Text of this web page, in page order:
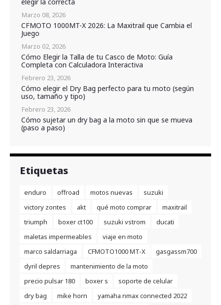
Marzo 08, 2026
CFMOTO 1000MT-X 2026: La Maxitrail que Cambia el
Juego
Marzo 02, 2026
Cómo Elegir la Talla de tu Casco de Moto: Guía
Completa con Calculadora Interactiva
Febrero 23, 2026
Cómo elegir el Dry Bag perfecto para tu moto (según
uso, tamaño y tipo)
Febrero 23, 2026
Cómo sujetar un dry bag a la moto sin que se mueva
(paso a paso)
Etiquetas
enduro offroad motos nuevas
suzuki
victory zontes
akt qué moto comprar
maxitrail
triumph
boxer ct100 suzuki vstrom
ducati
maletas impermeables
viaje en moto
marco saldarriaga
CFMOTO1000 MT-X
gasgassm700
dyril depres
mantenimiento de la moto
precio pulsar 180
boxer s
soporte de celular
dry bag
mike horn
yamaha nmax connected 2022